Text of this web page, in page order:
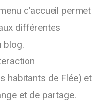
d’accueil permet
différentes
blog.
habitants de Flée) et
et de partage.